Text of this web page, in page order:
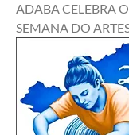
ADABA CELEBRA
SEMANA DO